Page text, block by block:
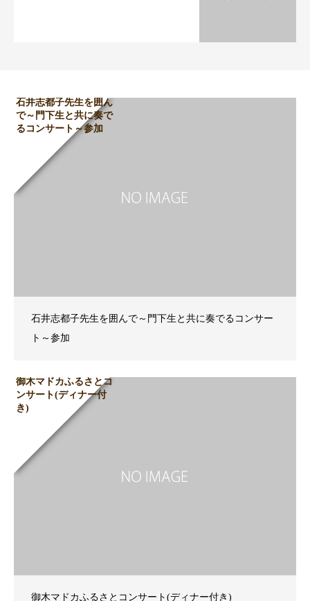
石井志都子先生を囲ん
で～門下生と共に奏で
るコンサート～参加
石井志都子先生を囲んで～門下生と共に奏でるコンサー
ト～参加
御木マドカふるさとコ
ンサート(ディナー付
き)
御木マドカふるさとコンサート(ディナー付き)